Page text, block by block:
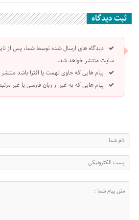
ثبت دیدگاه
دیدگاه های ارسال شده توسط شما، پس از
سایت منتشر خواهد شد.
پیام هایی که حاوی تهمت یا افترا باشد
پیام هایی که به غیر از زبان فارسی یا غیر